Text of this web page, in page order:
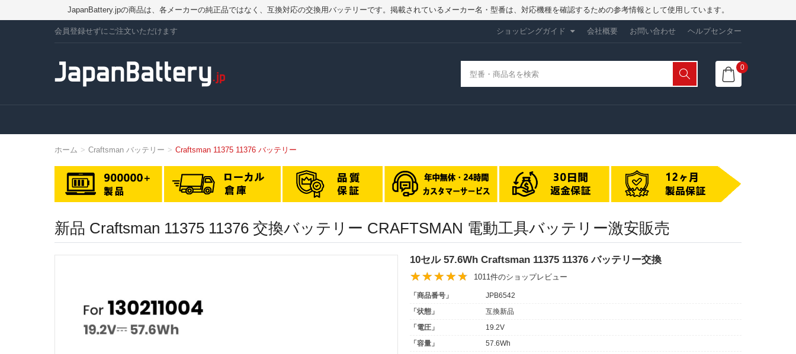
JapanBattery.jpの商品は、各メーカーの純正品ではなく、互換対応の交換用バッテリーです。掲載されているメーカー名・型番は、対応機種を確認するための参考情報として使用しています。
会員登録せずにご注文いただけます ショッピングガイド 会社概要 お問い合わせ ヘルプセンター
0
ホーム Craftsman バッテリー Craftsman 11375 11376 バッテリー
新品 Craftsman 11375 11376 交換バッテリー CRAFTSMAN 電動工具バッテリー激安販売
10セル 57.6Wh Craftsman 11375 11376 バッテリー交換
1011件のショップレビュー
「商品番号」
JPB6542
「状態」
互換新品
「電圧」
19.2V
「容量」
57.6Wh